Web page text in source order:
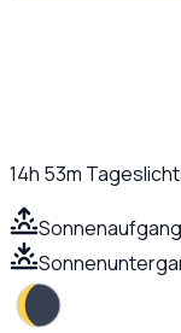
14h 53m
Sonnenaufgang